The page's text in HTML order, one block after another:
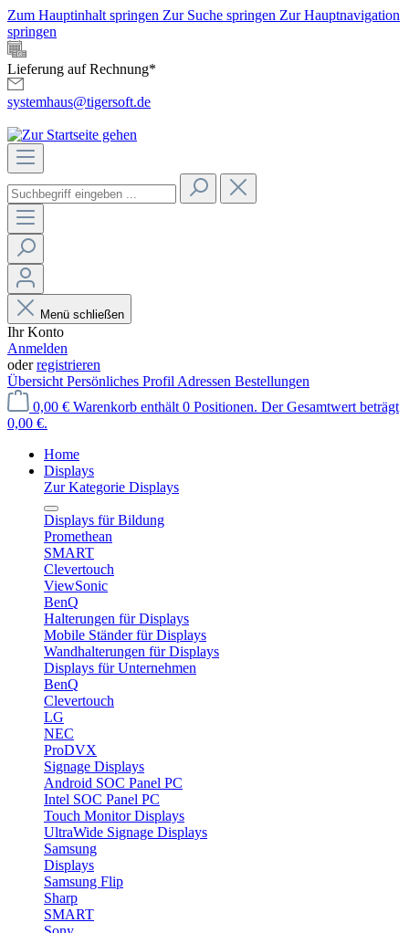
Zum Hauptinhalt springen Zur Suche springen Zur Hauptnavigation
springen
Lieferung auf Rechnung*
systemhaus@tigersoft.de
Menü schließen
Ihr Konto
Anmelden
oderregistrieren
Übersicht Persönliches Profil Adressen Bestellungen
0,00 € Warenkorb enthält 0 Positionen. Der Gesamtwert beträgt
0,00 €.
Home
Displays
Zur Kategorie Displays
Displays für Bildung
Promethean
SMART
Clevertouch
ViewSonic
BenQ
Halterungen für Displays
Mobile Ständer für Displays
Wandhalterungen für Displays
Displays für Unternehmen
BenQ
Clevertouch
LG
NEC
ProDVX
Signage Displays
Android SOC Panel PC
Intel SOC Panel PC
Touch Monitor Displays
UltraWide Signage Displays
Samsung
Displays
Samsung Flip
Sharp
SMART